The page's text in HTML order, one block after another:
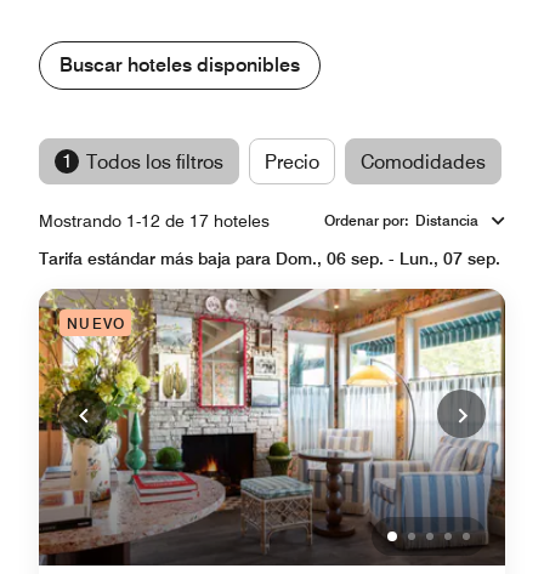
Buscar hoteles disponibles
1 Todos los filtros Precio Comodidades
Mostrando 1-12 de 17 hoteles Ordenar por: Distancia
Tarifa estándar más baja para Dom., 06 sep. - Lun., 07 sep.
NUEVO